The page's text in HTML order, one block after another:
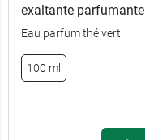
exaltante parfumante
Eau parfum thé vert
100 ml